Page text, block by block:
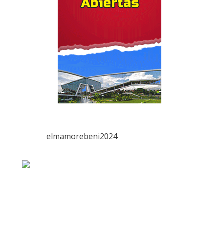
elmamorebeni2024